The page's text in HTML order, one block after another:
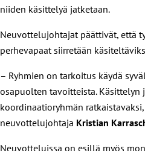
niiden käsittelyä jatketaan.
Neuvottelujohtajat päättivät, että
perhevapaat siirretään
– Ryhmien on tarkoitus käydä
osapuolten tavoitteista. Käsittelyn
koordinaatioryhmän
neuvottelujohtaja Kristian
Neuvotteluissa on esillä myös